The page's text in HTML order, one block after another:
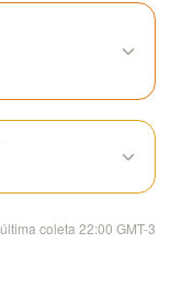
última coleta 22:00 GMT-3